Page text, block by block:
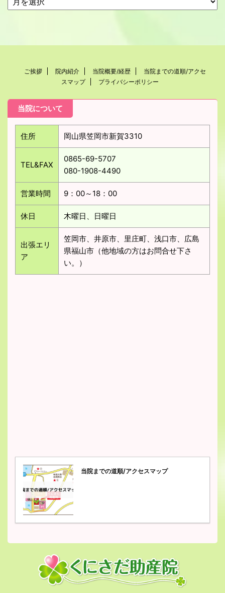
ご挨拶 院内紹介 当院概要/経歴
当院までの道順/アクセ
スマップ
プライバシーポリシー
当院について
住所 岡山県笠岡市新賀3310
TEL&FAX
0865-69-5707
080-1908-4490
営業時間 9：00～18：00
休日 木曜日、日曜日
出張エリ
ア
笠岡市、井原市、里庄町、浅口市、広島
県福山市（他地域の方はお問合せ下さ
い。）
当院までの道順/アクセスマップ